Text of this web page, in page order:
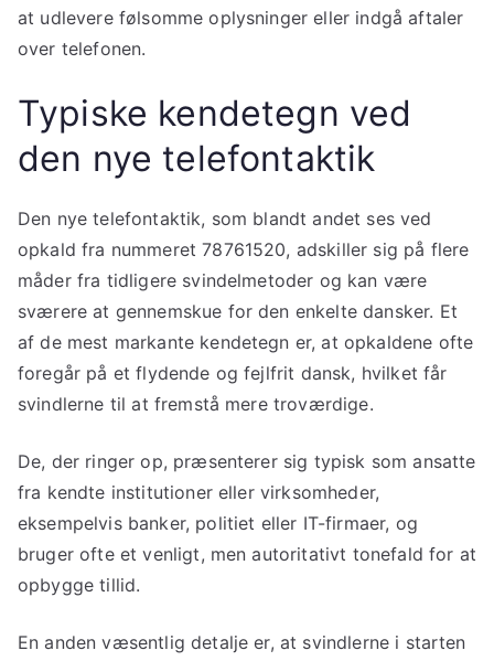
at udlevere følsomme oplysninger eller indgå aftaler
over telefonen.
Typiske kendetegn ved
den nye telefontaktik
Den nye telefontaktik, som blandt andet ses ved
opkald fra nummeret 78761520, adskiller sig på flere
måder fra tidligere svindelmetoder og kan være
sværere at gennemskue for den enkelte dansker. Et
af de mest markante kendetegn er, at opkaldene ofte
foregår på et flydende og fejlfrit dansk, hvilket får
svindlerne til at fremstå mere troværdige.
De, der ringer op, præsenterer sig typisk som ansatte
fra kendte institutioner eller virksomheder,
eksempelvis banker, politiet eller IT-firmaer, og
bruger ofte et venligt, men autoritativt tonefald for at
opbygge tillid.
En anden væsentlig detalje er, at svindlerne i starten